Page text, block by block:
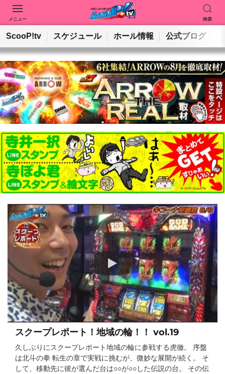
メニュー 検索
動画を検索 ホールを検索
検索
ScooP!tv スケジュール ホール情報 公式ブログ
スクープレポート！地域の輪！！ vol.19
久しぶりにスクープレポート地域の輪に参戦する虎徹。 序盤
は北斗の拳 転生の章で実戦に挑むが、微妙な展開が続く。 そ
して、移動先に彼が選んだ台は○○が○○した伝説の台。 その伝